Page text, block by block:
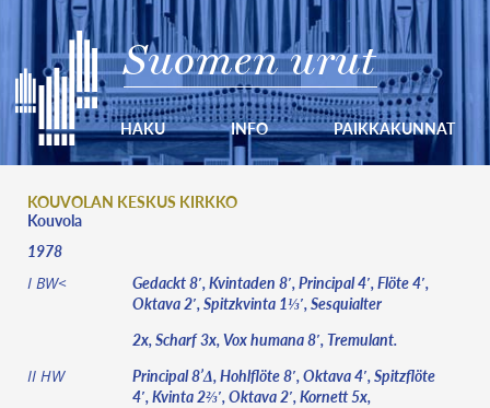
Suomen urut
HAKU INFO PAIKKAKUNNAT
KOUVOLAN KESKUS KIRKKO
Kouvola
1978
I BW<
Gedackt 8′, Kvintaden 8′, Principal 4′, Flöte 4′,
Oktava 2′, Spitzkvinta 1⅓′, Sesquialter
2x, Scharf 3x, Vox humana 8′, Tremulant.
II HW
Principal 8’Δ, Hohlflöte 8′, Oktava 4′, Spitzflöte
4′, Kvinta 2⅔′, Oktava 2′, Kornett 5x,